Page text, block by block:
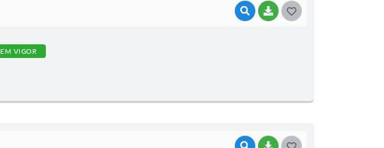
VISUALIZAR
BAIXAR
EM VIGOR
VISUALIZAR
BAIXAR